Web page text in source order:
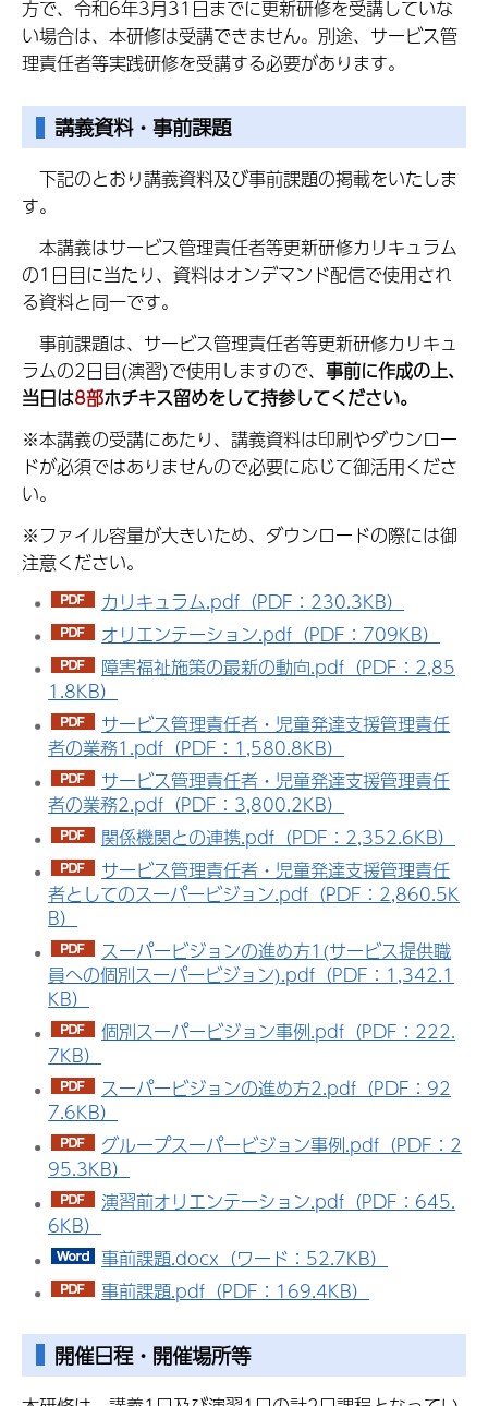
方で、令和6年3月31日までに更新研修を受講していな
い場合は、本研修は受講できません。別途、サービス管
理責任者等実践研修を受講する必要があります。
講義資料・事前課題
下記のとおり講義資料及び事前課題の掲載をいたしま
す。
本講義はサービス管理責任者等更新研修カリキュラム
の1日目に当たり、資料はオンデマンド配信で使用され
る資料と同一です。
事前課題は、サービス管理責任者等更新研修カリキュ
ラムの2日目(演習)で使用しますので、 事前に作成の上、
当日は8部ホチキス留めをして持参してください。
※本講義の受講にあたり、講義資料は印刷やダウンロー
ドが必須ではありませんので必要に応じて御活用くださ
い。
※ファイル容量が大きいため、ダウンロードの際には御
注意ください。
カリキュラム.pdf（PDF：230.3KB）
オリエンテーション.pdf（PDF：709KB）
障害福祉施策の最新の動向.pdf（PDF：2,85
1.8KB）
サービス管理責任者・児童発達支援管理責任
者の業務1.pdf（PDF：1,580.8KB）
サービス管理責任者・児童発達支援管理責任
者の業務2.pdf（PDF：3,800.2KB）
関係機関との連携.pdf（PDF：2,352.6KB）
サービス管理責任者・児童発達支援管理責任
者としてのスーパービジョン.pdf（PDF：2,860.5K
B）
スーパービジョンの進め方1(サービス提供職
員への個別スーパービジョン).pdf（PDF：1,342.1
KB）
個別スーパービジョン事例.pdf（PDF：222.
7KB）
スーパービジョンの進め方2.pdf（PDF：92
7.6KB）
グループスーパービジョン事例.pdf（PDF：2
95.3KB）
演習前オリエンテーション.pdf（PDF：645.
6KB）
事前課題.docx（ワード：52.7KB）
事前課題.pdf（PDF：169.4KB）
開催日程・開催場所等